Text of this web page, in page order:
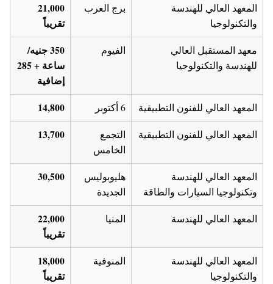
المعهد العالي للهندسة
والتكنولوجيا
برج العرب
21,000
تقريباً
معهد المستقبل العالي
للهندسة والتكنولوجيا
الفيوم
350 جنيه/
ساعة + 285
إضافية
المعهد العالي للفنون التطبيقية 6 أكتوبر 14,800
المعهد العالي للفنون التطبيقية
التجمع
الخامس
13,700
المعهد العالي للهندسة
وتكنولوجيا السيارات والطاقة
هليوبوليس
الجديدة
30,500
المعهد العالي للهندسة المنيا
22,000
تقريباً
المعهد العالي للهندسة
والتكنولوجيا
المنوفية
18,000
تقريباً